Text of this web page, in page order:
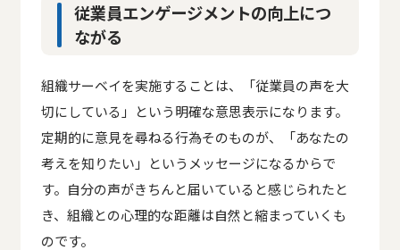
従業員エンゲージメントの向上につ
ながる
組織サーベイを実施することは、「従業員の声を大
切にしている」という明確な意思表示になります。
定期的に意見を尋ねる行為そのものが、「あなたの
考えを知りたい」というメッセージになるからで
す。自分の声がきちんと届いていると感じられたと
き、組織との心理的な距離は自然と縮まっていくも
のです。